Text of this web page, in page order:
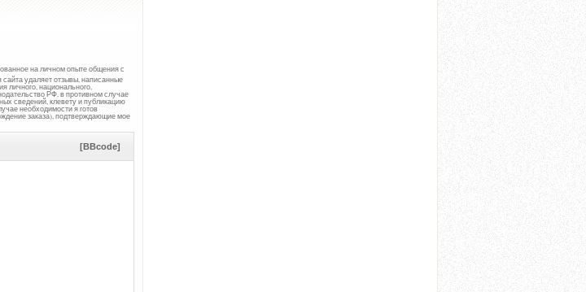
на личном опыте общения с
сайта удаляет отзывы, написанные
личного, национального,
РФ, в противном случае
сведений, клевету и публикацию
необходимости я готов
заказа), подтверждающие мое
[BBcode]